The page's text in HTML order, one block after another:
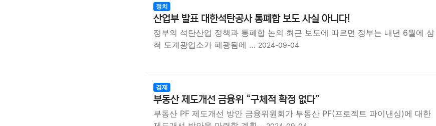
정치
산업부 발표 대한석탄공사 통폐합 보도 사실 아니다!
정부의 석탄산업 정책과 통폐합 논의 최근 보도에 따르면 정부는 내년 6월에 삼
척 도계광업소가 폐광됨에 … 2024-09-04
경제
부동산 제도개선 금융위 “구체적 확정 없다”
부동산 PF 제도개선 방안 금융위원회가 부동산 PF(프로젝트 파이낸싱)에 대한